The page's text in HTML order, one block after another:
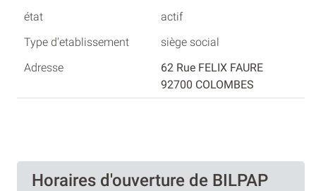
actif
siège social
62 Rue FELIX FAURE
92700 COLOMBES
Horaires d'ouverture de BILPAP